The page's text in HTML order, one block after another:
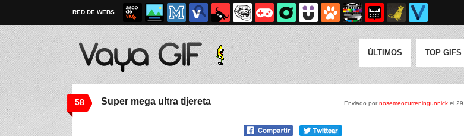
RED DE WEBS
ÚLTIMOS TOP GIFS
58 Enviado pornosemeocurreningunnick el
Super mega ultra tijereta